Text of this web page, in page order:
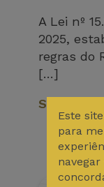
A Lei nº
2025,
regras do
[…]
Saiba Mais
Este
para
navegar